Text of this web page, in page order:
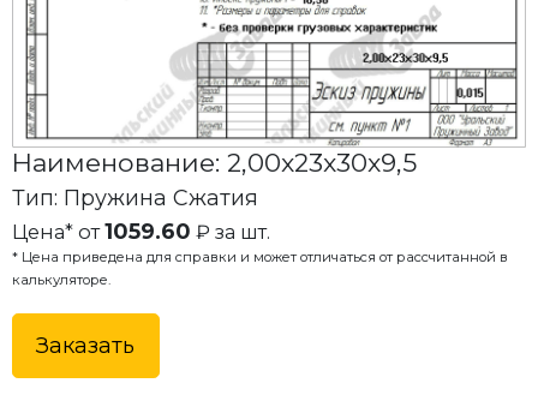
Наименование: 2,00x23x30x9,5
Тип: Пружина Сжатия
Цена* от1059.60 ₽ за шт.
* Цена приведена для справки и может отличаться от рассчитанной в
калькуляторе.
Заказать